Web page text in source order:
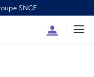
SNCF
Compte